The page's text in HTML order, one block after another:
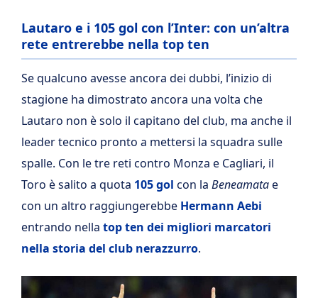
Lautaro e i 105 gol con l’Inter: con un’altra
rete entrerebbe nella top ten
Se qualcuno avesse ancora dei dubbi, l’inizio di
stagione ha dimostrato ancora una volta che
Lautaro non è solo il capitano del club, ma anche il
leader tecnico pronto a mettersi la squadra sulle
spalle. Con le tre reti contro Monza e Cagliari, il
Toro è salito a quota 105 gol con la Beneamatae
con un altro raggiungerebbe Hermann Aebi
entrando nella top ten dei migliori marcatori
nella storia del club nerazzurro.